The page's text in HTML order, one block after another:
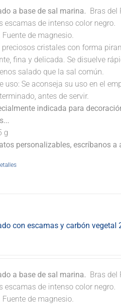
a base de sal marina. Bras del
escamas de intenso color negro.
de magnesio.
preciosos cristales con forma
fina y delicada. Se disuelve
salado que la sal común.
uso: Se aconseja su uso en el
antes de servir.
indicada para
g
personalizables, escríbanos
con escamas y carbón vegetal
a base de sal marina. Bras del
escamas de intenso color negro.
de magnesio.